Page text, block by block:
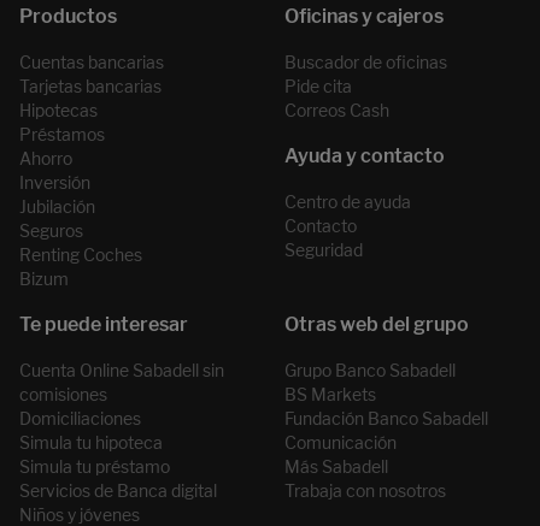
Cuentas bancarias
Tarjetas bancarias
Hipotecas
Préstamos
Ahorro
Inversión
Jubilación
Seguros
Renting Coches
Bizum
Buscador de oficinas
Pide cita
Correos Cash
Centro de ayuda
Contacto
Seguridad
Cuenta Online Sabadell sin
comisiones
Domiciliaciones
Simula tu hipoteca
Simula tu préstamo
Servicios de Banca digital
Niños y jóvenes
Grupo Banco Sabadell
BS Markets
Fundación Banco Sabadell
Comunicación
Más Sabadell
Trabaja con nosotros